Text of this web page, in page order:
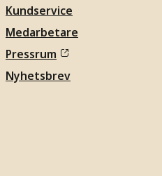
Kundservice
Medarbetare
Pressrum
Nyhetsbrev